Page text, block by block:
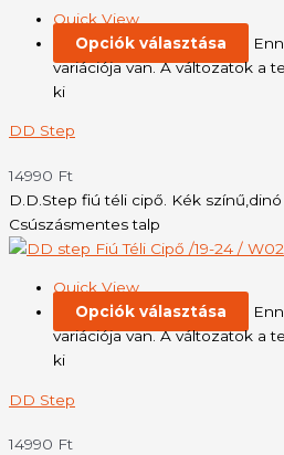
Quick View
Opciók választása
variációja van. A változatok a
ki
DD Step
14990 Ft
D.D.Step fiú téli cipő. Kék színű,dinó
Csúszásmentes talp
Quick View
Opciók választása
variációja van. A változatok a
ki
DD Step
14990 Ft